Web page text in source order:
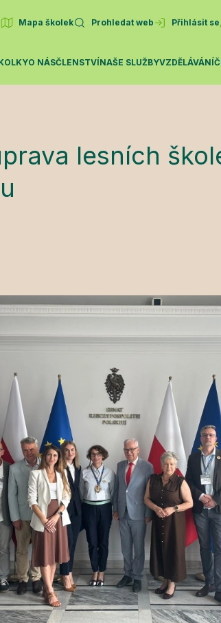
Mapa školek Prohledat web Přihlásit se
O NÁSČLENSTVÍNAŠE SLUŽBYVZDĚLÁVÁNÍ
lesních